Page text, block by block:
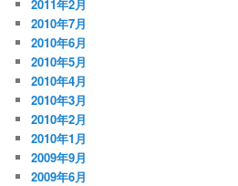
2011年2月
2010年7月
2010年6月
2010年5月
2010年4月
2010年3月
2010年2月
2010年1月
2009年9月
2009年6月